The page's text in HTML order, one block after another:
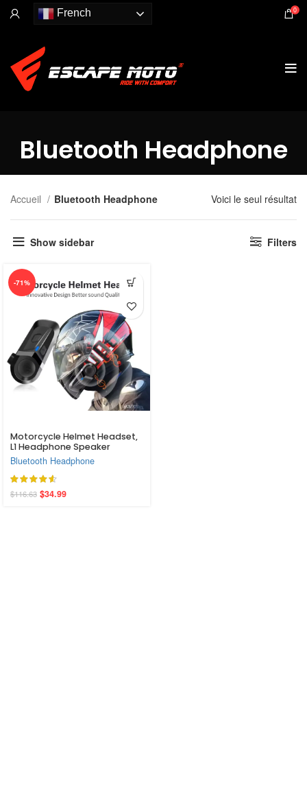
French 0
Bluetooth Headphone
Accueil Bluetooth Headphone Voici le seul résultat
Show sidebar Filters
-71%
Motorcycle Helmet Headset,
L1 Headphone Speaker
Compatible Siri Wireless 5.3
with AI Voice Assistant
Waterproof Noise
Cancellation
Bluetooth Headphone
$116.63 $34.99